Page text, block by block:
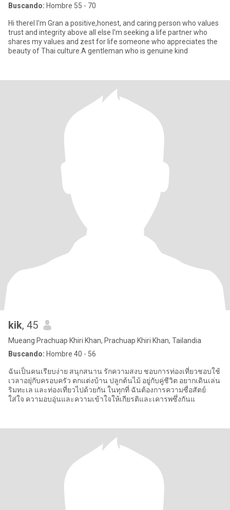
Buscando: Hombre 55 - 70
Hi therel I'm Gran a positive,honest, and caring person who values
trust and integrity above all else I'm seeking a life partner who
shares my values and zest for life someone who appreciates the
beauty of Thai culture.A gentleman who is genuine kind
kik, 45
Mueang Prachuap Khiri Khan, Prachuap Khiri Khan, Tailandia
Buscando: Hombre 40 - 56
ฉันเป็นคนเรียบง่าย สนุกสนาน รักความสงบ ชอบการท่องเที่ยวชอบใช้
เวลาอยุ่กับครอบครัว ตกแต่งบ้าน ปลูกต้นไม้ อยู่กับคู่ชีวิต อยากเดินเล่น
ริมทะเล และท่องเที่ยวไปด้วยกัน ในทุกที่ ฉันต้องการความซื่อสัตย์
ใส่ใจ ความอบอุ่นและความเข้าใจให้เกียรติและเคารพซึ่งกันแ